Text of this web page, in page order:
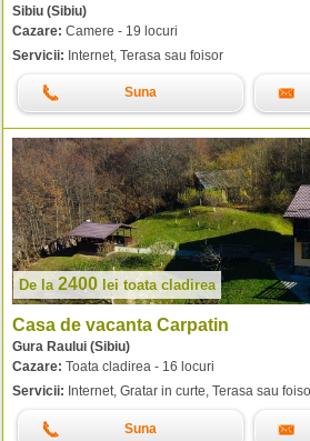
Sibiu (Sibiu)
Cazare: Camere - 19 locuri
Servicii: Internet, Terasa sau foisor
Suna
De la 2400 lei toata cladirea
Casa de vacanta Carpatin
Gura Raului (Sibiu)
Cazare: Toata cladirea - 16 locuri
Servicii: Internet, Gratar in curte, Terasa sau
Suna